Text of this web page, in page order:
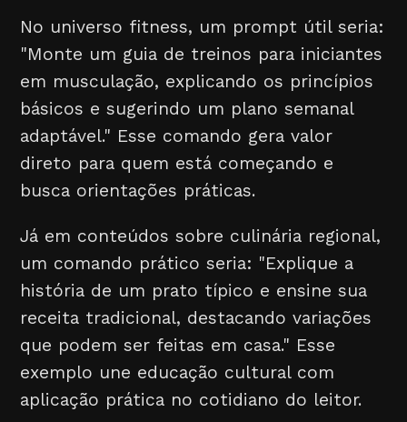
No universo fitness, um prompt útil seria:
"Monte um guia de treinos para iniciantes
em musculação, explicando os princípios
básicos e sugerindo um plano semanal
adaptável." Esse comando gera valor
direto para quem está começando e
busca orientações práticas.
Já em conteúdos sobre culinária regional,
um comando prático seria: "Explique a
história de um prato típico e ensine sua
receita tradicional, destacando variações
que podem ser feitas em casa." Esse
exemplo une educação cultural com
aplicação prática no cotidiano do leitor.